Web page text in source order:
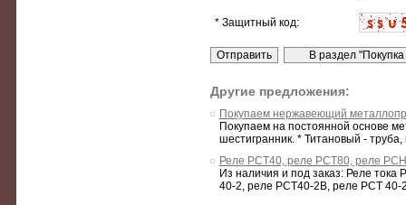
* Защитный код:
Другие предложения:
Покупаем нержавеющий
Покупаем на постоянной основе
шестигранник. * Титановый - труба,
Реле РСТ40, реле РСТ80, реле
Из наличия и под заказ: Реле
40-2, реле РСТ40-2В, реле РСТ 40-